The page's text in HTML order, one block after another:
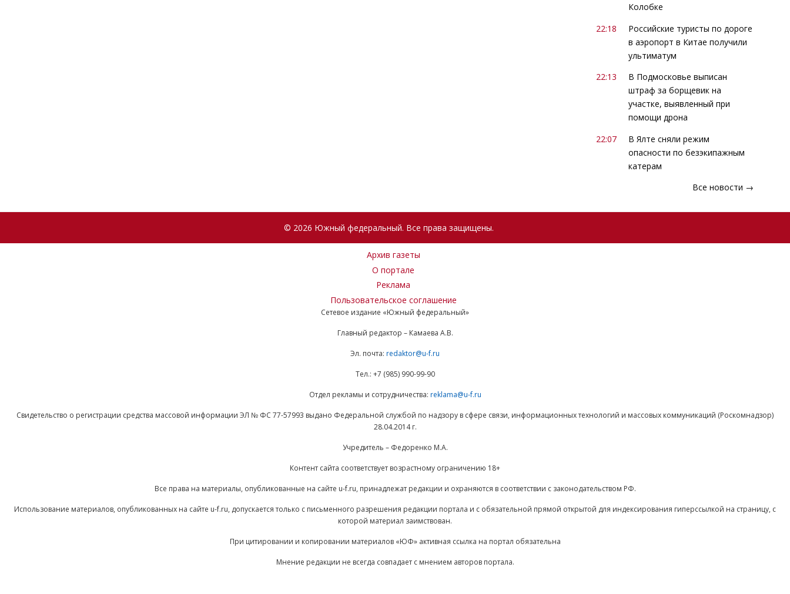
Колобке
22:18
Российские туристы по дороге
в аэропорт в Китае получили
ультиматум
22:13
В Подмосковье выписан
штраф за борщевик на
участке, выявленный при
помощи дрона
22:07
В Ялте сняли режим
опасности по безэкипажным
катерам
Все новости →
© 2026 Южный федеральный. Все права защищены.
Архив газеты
О портале
Реклама
Пользовательское соглашение
Сетевое издание «Южный федеральный»
Главный редактор – Камаева А.В.
Эл. почта: redaktor@u-f.ru
Тел.: +7 (985) 990-99-90
Отдел рекламы и сотрудничества: reklama@u-f.ru
Свидетельство о регистрации средства массовой информации ЭЛ № ФС 77-57993 выдано Федеральной службой по надзору в сфере связи, информационных технологий и массовых коммуникаций (Роскомнадзор)
28.04.2014 г.
Учредитель – Федоренко М.А.
Контент сайта соответствует возрастному ограничению 18+
Все права на материалы, опубликованные на сайте u-f.ru, принадлежат редакции и охраняются в соответствии с законодательством РФ.
Использование материалов, опубликованных на сайте u-f.ru, допускается только с письменного разрешения редакции портала и с обязательной прямой открытой для индексирования гиперссылкой на страницу, с
которой материал заимствован.
При цитировании и копировании материалов «ЮФ» активная ссылка на портал обязательна
Мнение редакции не всегда совпадает с мнением авторов портала.